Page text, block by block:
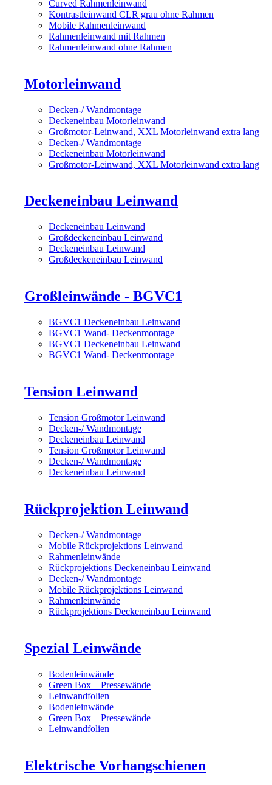
Curved Rahmenleinwand
Kontrastleinwand CLR grau ohne Rahmen
Mobile Rahmenleinwand
Rahmenleinwand mit Rahmen
Rahmenleinwand ohne Rahmen
Motorleinwand
Decken-/ Wandmontage
Deckeneinbau Motorleinwand
Großmotor-Leinwand, XXL Motorleinwand extra lang
Decken-/ Wandmontage
Deckeneinbau Motorleinwand
Großmotor-Leinwand, XXL Motorleinwand extra lang
Deckeneinbau Leinwand
Deckeneinbau Leinwand
Großdeckeneinbau Leinwand
Deckeneinbau Leinwand
Großdeckeneinbau Leinwand
Großleinwände - BGVC1
BGVC1 Deckeneinbau Leinwand
BGVC1 Wand- Deckenmontage
BGVC1 Deckeneinbau Leinwand
BGVC1 Wand- Deckenmontage
Tension Leinwand
Tension Großmotor Leinwand
Decken-/ Wandmontage
Deckeneinbau Leinwand
Tension Großmotor Leinwand
Decken-/ Wandmontage
Deckeneinbau Leinwand
Rückprojektion Leinwand
Decken-/ Wandmontage
Mobile Rückprojektions Leinwand
Rahmenleinwände
Rückprojektions Deckeneinbau Leinwand
Decken-/ Wandmontage
Mobile Rückprojektions Leinwand
Rahmenleinwände
Rückprojektions Deckeneinbau Leinwand
Spezial Leinwände
Bodenleinwände
Green Box – Pressewände
Leinwandfolien
Bodenleinwände
Green Box – Pressewände
Leinwandfolien
Elektrische Vorhangschienen